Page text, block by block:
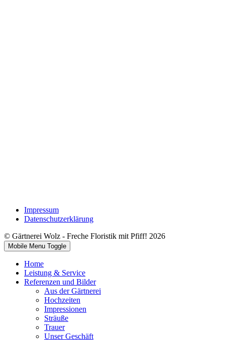
Impressum
Datenschutzerklärung
© Gärtnerei Wolz - Freche Floristik mit Pfiff! 2026
Mobile Menu Toggle
Home
Leistung & Service
Referenzen und Bilder
Aus der Gärtnerei
Hochzeiten
Impressionen
Sträuße
Trauer
Unser Geschäft